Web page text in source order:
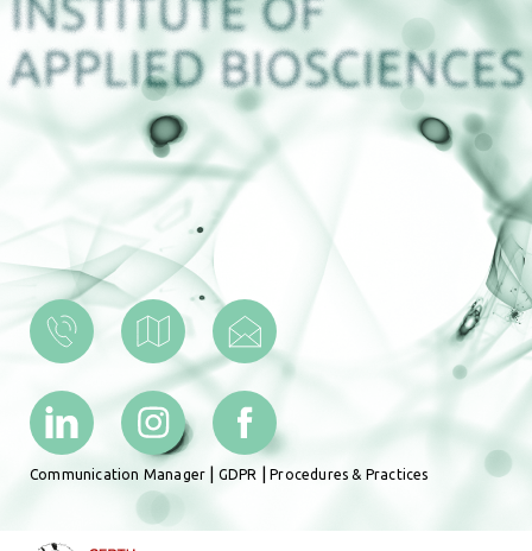
Communication Manager GDPR |Procedures & Practices